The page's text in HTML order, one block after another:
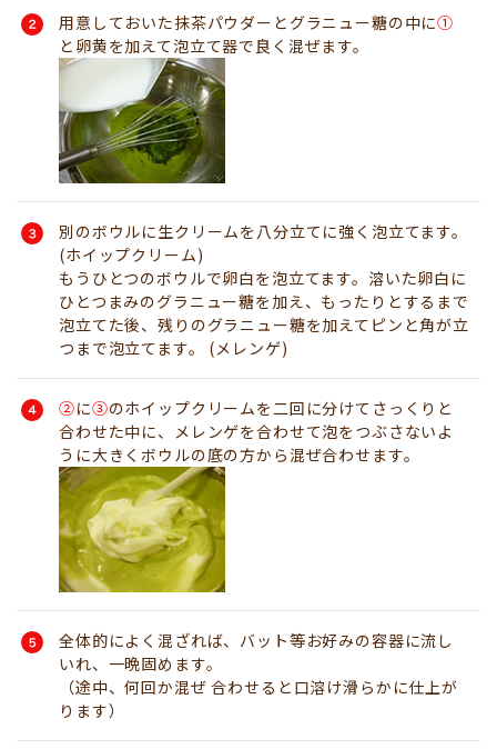
用意しておいた抹茶パウダーとグラニュー糖の中に①
と卵黄を加えて泡立て器で良く混ぜます。
別のボウルに生クリームを八分立てに強く泡立てます。
(ホイップクリーム)
もうひとつのボウルで卵白を泡立てます。溶いた卵白に
ひとつまみのグラニュー糖を加え、もったりとするまで
泡立てた後、残りのグラニュー糖を加えてピンと角が立
つまで泡立てます。 (メレンゲ)
②に③のホイップクリームを二回に分けてさっくりと
合わせた中に、メレンゲを合わせて泡をつぶさないよ
うに大きくボウルの底の方から混ぜ合わせます。
全体的によく混ざれば、バット等お好みの容器に流し
いれ、一晩固めます。
（途中、何回か混ぜ 合わせると口溶け滑らかに仕上が
ります）